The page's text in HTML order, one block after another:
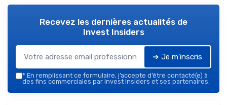
Recevez les dernières actualités de
Invest Insiders
➔ Je m'inscris
* En remplissant ce formulaire, j’accepte d’être contacté(e) à
des fins commerciales par Invest Insiders et ses partenaires.